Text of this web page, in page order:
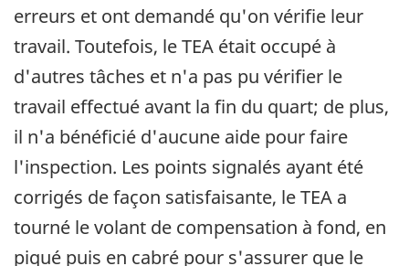
erreurs et ont demandé qu'on vérifie leur
travail. Toutefois, le TEA était occupé à
d'autres tâches et n'a pas pu vérifier le
travail effectué avant la fin du quart; de plus,
il n'a bénéficié d'aucune aide pour faire
l'inspection. Les points signalés ayant été
corrigés de façon satisfaisante, le TEA a
tourné le volant de compensation à fond, en
piqué puis en cabré pour s'assurer que le